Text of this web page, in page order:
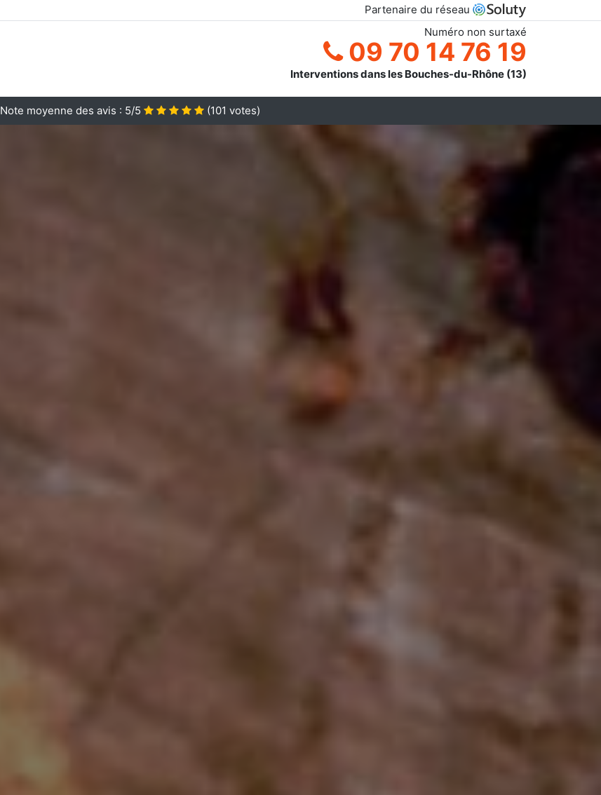
Partenaire du réseau
Numéro non surtaxé
09 70 14 76 19
Interventions dans les Bouches-du-Rhône (13)
Note moyenne des avis : 5/5 (101 votes)